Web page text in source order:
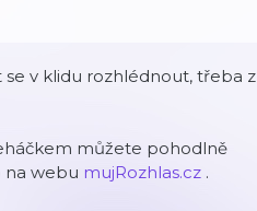
v klidu rozhlédnout, třeba z
můžete pohodlně
na webu mujRozhlas.cz .